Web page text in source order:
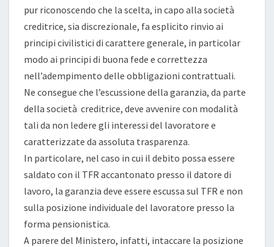
pur riconoscendo che la scelta, in capo alla società
creditrice, sia discrezionale, fa esplicito rinvio ai
principi civilistici di carattere generale, in particolar
modo ai principi di buona fede e correttezza
nell’adempimento delle obbligazioni contrattuali.
Ne consegue che l’escussione della garanzia, da parte
della società creditrice, deve avvenire con modalità
tali da non ledere gli interessi del lavoratore e
caratterizzate da assoluta trasparenza.
In particolare, nel caso in cui il debito possa essere
saldato con il TFR accantonato presso il datore di
lavoro, la garanzia deve essere escussa sul TFR e non
sulla posizione individuale del lavoratore presso la
forma pensionistica.
A parere del Ministero, infatti, intaccare la posizione